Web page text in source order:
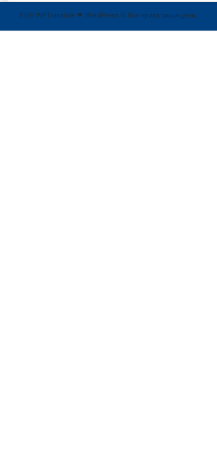
2026 WPTranslate ❤ WordPress © Все права защищены.